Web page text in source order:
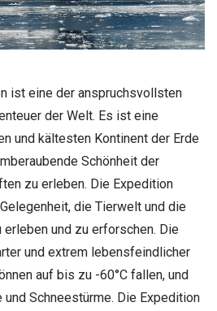
ist eine der anspruchsvollsten
der Welt. Es ist eine
und kältesten Kontinent der Erde
Schönheit der
zu erleben. Die Expedition
die Tierwelt und die
und zu erforschen. Die
und extrem lebensfeindlicher
auf bis zu -60°C fallen, und
Schneestürme. Die Expedition